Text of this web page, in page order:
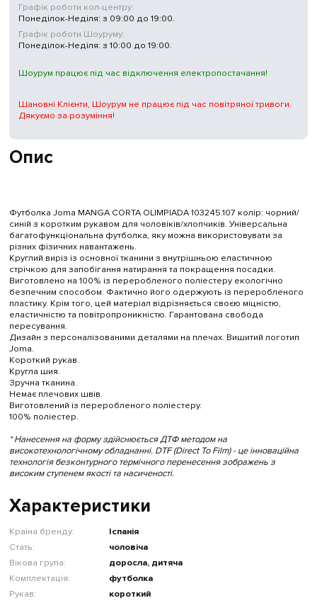
Опис
Футболка Joma MANGA CORTA OLIMPIADA 103245.107 колір: чорний/
синій з коротким рукавом для чоловіків/хлопчиків. Універсальна
багатофункціональна футболка, яку можна використовувати за
різних фізичних навантажень.
Круглий виріз із основної тканини з внутрішньою еластичною
стрічкою для запобігання натирання та покращення посадки.
Виготовлено на 100% із переробленого поліестеру екологічно
безпечним способом. Фактично його одержують із переробленого
пластику. Крім того, цей матеріал відрізняється своєю міцністю,
еластичністю та повітропроникністю. Гарантована свобода
пересування.
Дизайн з персоналізованими деталями на плечах. Вишитий логотип
Joma.
Короткий рукав.
Кругла шия.
Зручна тканина.
Немає плечових швів.
Виготовлений із переробленого поліестеру.
100% поліестер.
* Нанесення на форму здійснюється ДТФ методом на
високотехнологічному обладнанні. DTF (Direct To Film) - це інноваційна
технологія безконтурного термічного перенесення зображень з
високим ступенем якості та насиченості.
Характеристики
Країна бренду:
Іспанія
Стать:
чоловіча
Вікова група:
доросла, дитяча
Комплектація:
футболка
Рукав:
короткий
Графік роботи кол-центру:
Понеділок-Неділя: з 09:00 до 19:00.
Графік роботи Шоуруму:
Понеділок-Неділя: з 10:00 до 19:00.
Шоурум працює під час відключення електропостачання!
Шановні Клієнти, Шоурум не працює під час повітряної тривоги.
Дякуємо за розуміння!